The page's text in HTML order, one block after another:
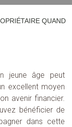
QUAND
jeune âge peut
excellent moyen
avenir financier.
bénéficier de
dans cette